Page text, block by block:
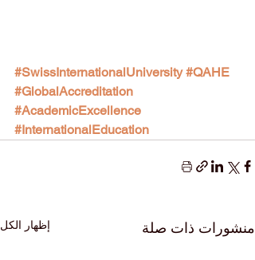
#SwissInternationalUniversity #QAHE
#GlobalAccreditation
#AcademicExcellence
#InternationalEducation
منشورات ذات صلة إظهار الكل